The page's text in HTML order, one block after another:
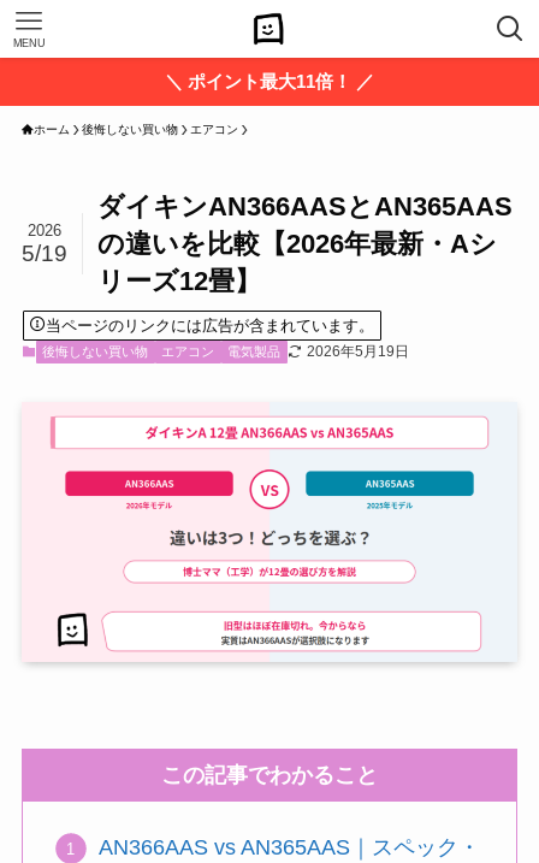
MENU
＼ ポイント最大11倍！ ／
ホーム 後悔しない買い物 エアコン
ダイキンAN366AASとAN365AAS
の違いを比較【2026年最新・Aシ
リーズ12畳】
2026
5/19
当ページのリンクには広告が含まれています。
後悔しない買い物 エアコン 電気製品 2026年5月19日
この記事でわかること
AN366AAS vs AN365AAS｜スペック・